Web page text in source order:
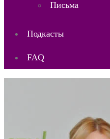
Письма
Подкасты
FAQ